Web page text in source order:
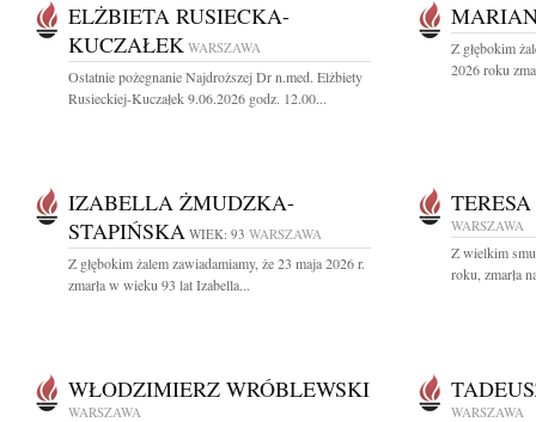
ELŻBIETA RUSIECKA-
KUCZAŁEK WARSZAWA
Ostatnie pożegnanie Najdroższej Dr n.med. Elżbiety
Rusieckiej-Kuczałek 9.06.2026 godz. 12.00...
Z głębokim
2026 roku
IZABELLA ŻMUDZKA-
STAPIŃSKA WIEK: 93 WARSZAWA
Z głębokim żalem zawiadamiamy, że 23 maja 2026 r.
zmarła w wieku 93 lat Izabella...
WARSZAWA
Z wielkim
roku, zmarła
WŁODZIMIERZ WRÓBLEWSKI
WARSZAWA WARSZAWA